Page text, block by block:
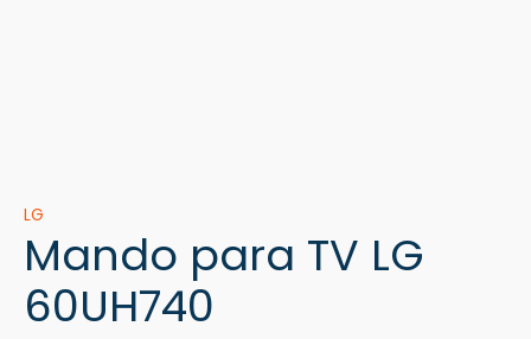
LG
Mando para TV LG
60UH740